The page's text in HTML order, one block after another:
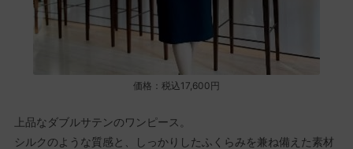
価格：税込17,600円
上品なダブルサテンのワンピース。
シルクのような質感と、しっかりしたふくらみを兼ね備えた素材